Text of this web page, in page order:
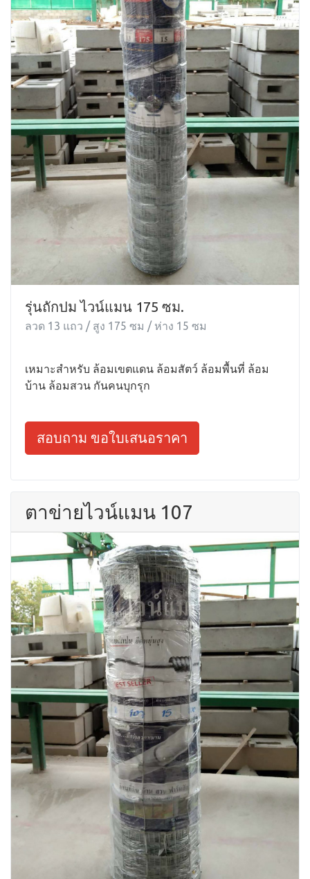
รุ่นถักปม ไวน์แมน 175 ซม.
ลวด 13 แถว / สูง 175 ซม / ห่าง 15 ซม
เหมาะสำหรับ ล้อมเขตแดน ล้อมสัตว์ ล้อมพื้นที่ ล้อม
บ้าน ล้อมสวน กันคนบุกรุก
สอบถาม ขอใบเสนอราคา
ตาข่ายไวน์แมน 107